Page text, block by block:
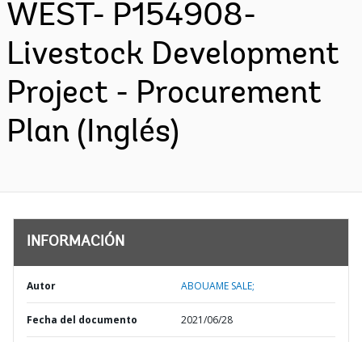
WEST- P154908-
Livestock Development
Project - Procurement
Plan (Inglés)
INFORMACIÓN
Autor ABOUAME SALE;
Fecha del documento 2021/06/28